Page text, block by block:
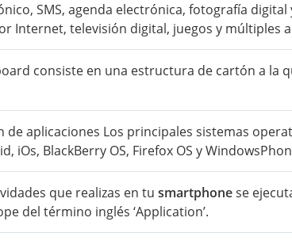
SMS, agenda electrónica, fotografía
Internet, televisión digital, juegos y múltiples
consiste en una estructura de cartón a la
de aplicaciones Los principales sistemas
iOs, BlackBerry OS, Firefox OS y
que realizas en tu smartphonese
del término inglés ‘Application’.